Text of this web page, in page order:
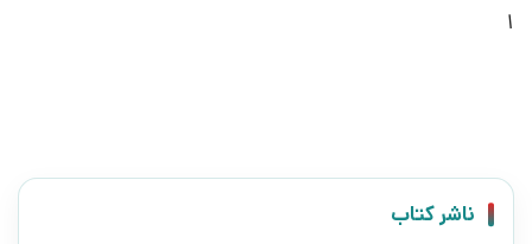
1
ناشر کتاب